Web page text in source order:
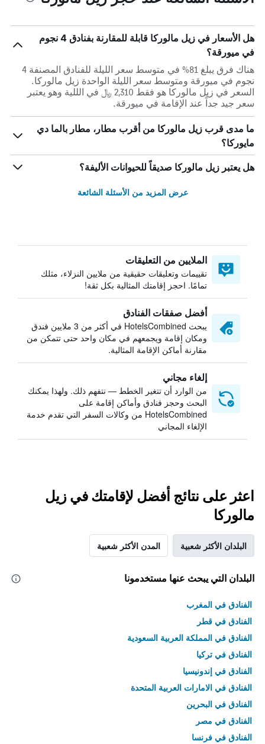
هل الأسعار في زيل مالوركا قابلة للمقارنة بفنادق 4 نجوم
في ميورقة؟
هناك فرق يبلغ 81% في متوسط ​​سعر الليلة للفنادق المصنفة 4
نجوم في ميورقة ومتوسط ​​سعر الليلة الواحدة زيل مالوركا.
السعر في زيل مالوركا هو فقط 2,310 ﷼ في الللية وهو يعتبر
سعر جيد جداً عند الإقامة في ميورقة.
ما مدى قرب زيل مالوركا من أقرب مطار، مطار بالما دي
مايوركا؟
هل يعتبر زيل مالوركا صديقاً للحيوانات الأليفة؟
عرض المزيد من الأسئلة الشائعة
الملايين من التعليقات
تقييمات وتعليقات حقيقية من ملايين النزلاء، مثلك
تمامًا. احجز إقامتك المثالية بكل ثقة!
أفضل صفقات الفنادق
يبحث HotelsCombined في أكثر من 3 ملايين فندق
ومكان إقامة ويجمعهم في مكان واحد حتى تتمكن من
مقارنة أماكن الإقامة المثالية.
إلغاء مجاني
من الوارد أن تتغير الخطط — نتفهم ذلك. ولهذا يمكنك
البحث وحجز فنادق وأماكن إقامة على
HotelsCombined من وكالات السفر التي تقدم خدمة
الإلغاء المجاني
اعثر على نتائج أفضل لإقامتك في زيل
مالوركا
البلدان الأكثر شعبية المدن الأكثر شعبية
البلدان التي يبحث عنها مستخدمونا
الفنادق في المغرب
الفنادق في قطر
الفنادق في المملكة العربية السعودية
الفنادق في تركيا
الفنادق في إندونيسيا
الفنادق في الامارات العربية المتحدة
الفنادق في البحرين
الفنادق في مصر
الفنادق في فرنسا